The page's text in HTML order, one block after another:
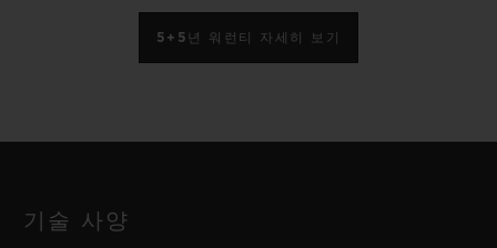
5+5년 워런티 자세히 보기
기술 사양